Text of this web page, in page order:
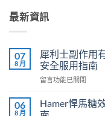
最新資訊
07
8 月
犀利士副作用
安全服用指南
在
利
士
留言功能已關閉
06
8 月
Hamer悍馬糖